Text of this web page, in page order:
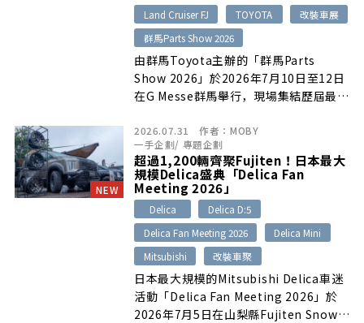
Land Cruiser FJ TOYOTA
改裝車展
群馬Parts Show 2026
由群馬Toyota主辦的「群馬Parts
Show 2026」於2026年7月10日至12日
在G Messe群馬舉行，現場集結歷屆最
Land Cruiser FJ、Land Cruiser 250、
Land Cruiser 70、Hiace等Toyota熱門
車款的最新改裝作品。活動除改裝零件與
戶外用品外，也規劃釣魚活動、地方美
食、抽獎及親子體驗，吸引全日本超過1
萬名車迷參加。
NEW
2026.07.31 作者： MOBY
一手企劃/ 專題企劃
超過1,200輛齊聚Fujiten！日本最大
規模Delica盛典「Delica Fan
Meeting 2026」
Delica
Delica D:5
Delica Fan Meeting 2026
Delica Mini
Mitsubishi
改裝車聚
日本最大規模的Mitsubishi Delica車迷
活動「Delica Fan Meeting 2026」於
2026年7月5日在山梨縣Fujiten Snow